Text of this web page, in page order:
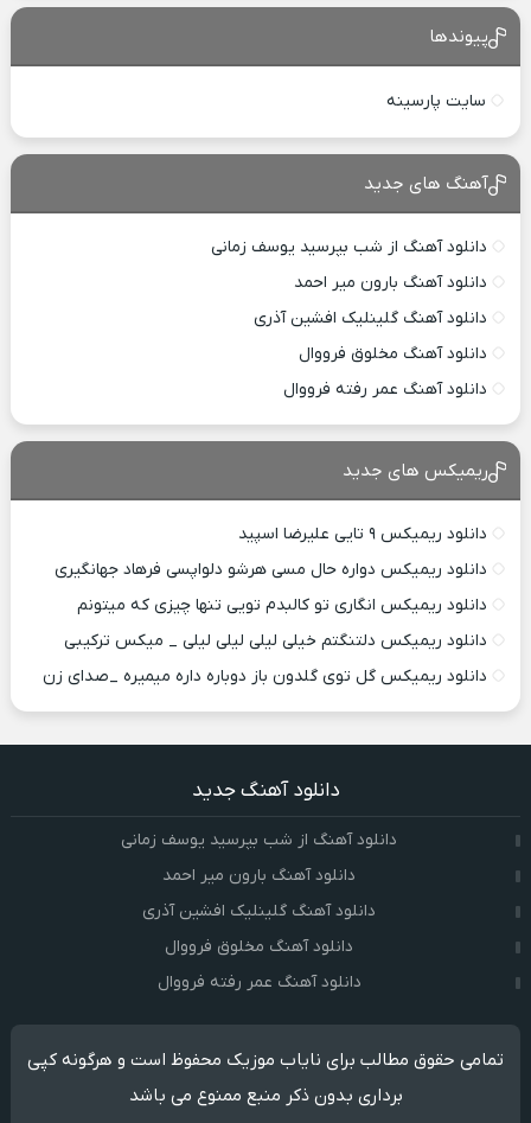
پیوندها
سایت پارسینه
آهنگ های جدید
دانلود آهنگ از شب بپرسید یوسف زمانی
دانلود آهنگ بارون میر احمد
دانلود آهنگ گلینلیک افشین آذری
دانلود آهنگ مخلوق فرووال
دانلود آهنگ عمر رفته فرووال
ریمیکس های جدید
دانلود ریمیکس ۹ تایی علیرضا اسپید
دانلود ریمیکس دواره حال مسی هرشو دلواپسی فرهاد جهانگیری
دانلود ریمیکس انگاری تو کالبدم تویی تنها چیزی که میتونم
دانلود ریمیکس دلتنگتم خیلی لیلی لیلی لیلی _ میکس ترکیبی
دانلود ریمیکس گل توی گلدون باز دوباره داره میمیره _صدای زن
دانلود آهنگ جدید
دانلود آهنگ از شب بپرسید یوسف زمانی
دانلود آهنگ بارون میر احمد
دانلود آهنگ گلینلیک افشین آذری
دانلود آهنگ مخلوق فرووال
دانلود آهنگ عمر رفته فرووال
تمامی حقوق مطالب برای نایاب موزیک محفوظ است و هرگونه کپی
برداری بدون ذکر منبع ممنوع می باشد